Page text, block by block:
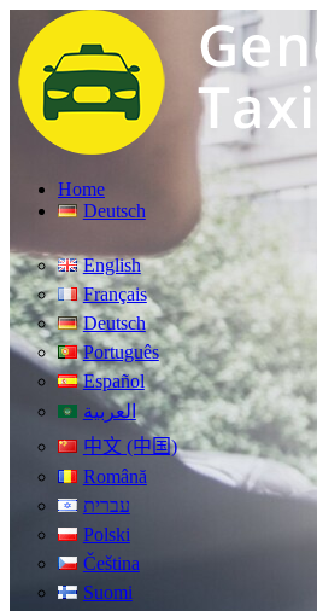
Home
Deutsch
English
Français
Deutsch
Português
Español
العربية
中文 (中国)
Română
עברית
Polski
Čeština
Suomi